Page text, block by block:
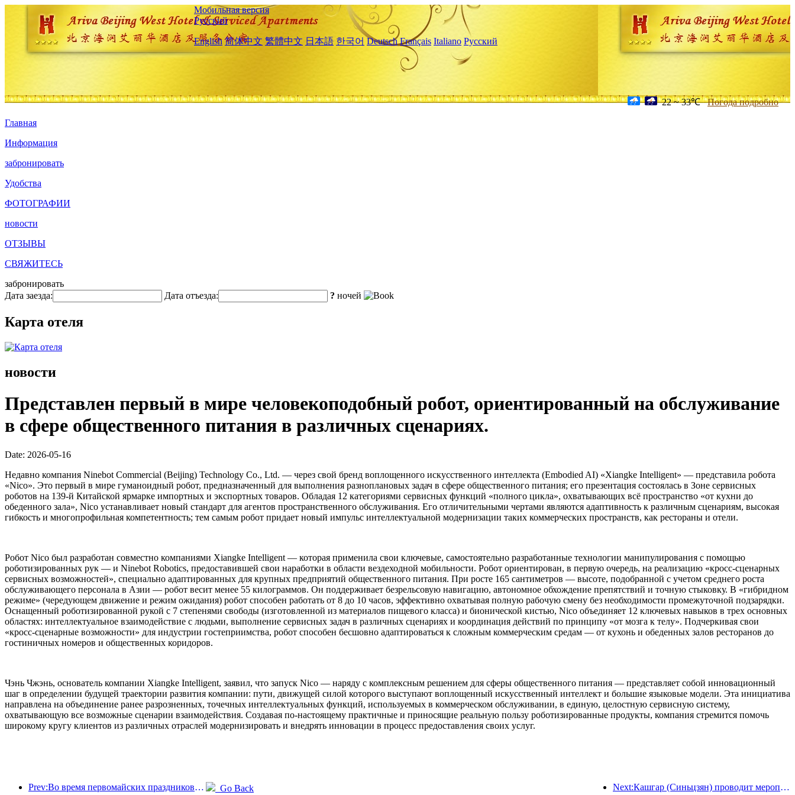
Мобильная версия
Русский
English 简体中文 繁體中文 日本語 한국어 Deutsch Français Italiano Русский
22 ~ 33℃ Погода подробно
Главная
Информация
забронировать
Удобства
ФОТОГРАФИИ
новости
ОТЗЫВЫ
СВЯЖИТЕСЬ
забронировать
Дата заезда:
Дата отъезда: ? ночей
Карта отеля
новости
Представлен первый в мире человекоподобный робот, ориентированный на обслуживание
в сфере общественного питания в различных сценариях.
Date: 2026-05-16
Недавно компания Ninebot Commercial (Beijing) Technology Co., Ltd. — через свой бренд воплощенного искусственного интеллекта (Embodied AI) «Xiangke Intelligent» — представила робота
«Nico». Это первый в мире гуманоидный робот, предназначенный для выполнения разноплановых задач в сфере общественного питания; его презентация состоялась в Зоне сервисных
роботов на 139-й Китайской ярмарке импортных и экспортных товаров. Обладая 12 категориями сервисных функций «полного цикла», охватывающих всё пространство «от кухни до
обеденного зала», Nico устанавливает новый стандарт для агентов пространственного обслуживания. Его отличительными чертами являются адаптивность к различным сценариям, высокая
гибкость и многопрофильная компетентность; тем самым робот придает новый импульс интеллектуальной модернизации таких коммерческих пространств, как рестораны и отели.
Робот Nico был разработан совместно компаниями Xiangke Intelligent — которая применила свои ключевые, самостоятельно разработанные технологии манипулирования с помощью
роботизированных рук — и Ninebot Robotics, предоставившей свои наработки в области вездеходной мобильности. Робот ориентирован, в первую очередь, на реализацию «кросс-сценарных
сервисных возможностей», специально адаптированных для крупных предприятий общественного питания. При росте 165 сантиметров — высоте, подобранной с учетом среднего роста
обслуживающего персонала в Азии — робот весит менее 55 килограммов. Он поддерживает безрельсовую навигацию, автономное обхождение препятствий и точную стыковку. В «гибридном
режиме» (чередующем движение и режим ожидания) робот способен работать от 8 до 10 часов, эффективно охватывая полную рабочую смену без необходимости промежуточной подзарядки.
Оснащенный роботизированной рукой с 7 степенями свободы (изготовленной из материалов пищевого класса) и бионической кистью, Nico объединяет 12 ключевых навыков в трех основных
областях: интеллектуальное взаимодействие с людьми, выполнение сервисных задач в различных сценариях и координация действий по принципу «от мозга к телу». Подчеркивая свои
«кросс-сценарные возможности» для индустрии гостеприимства, робот способен бесшовно адаптироваться к сложным коммерческим средам — от кухонь и обеденных залов ресторанов до
гостиничных номеров и общественных коридоров.
Чэнь Чжэнь, основатель компании Xiangke Intelligent, заявил, что запуск Nico — наряду с комплексным решением для сферы общественного питания — представляет собой инновационный
шаг в определении будущей траектории развития компании: пути, движущей силой которого выступают воплощенный искусственный интеллект и большие языковые модели. Эта инициатива
направлена на объединение ранее разрозненных, точечных интеллектуальных функций, используемых в коммерческом обслуживании, в единую, целостную сервисную систему,
охватывающую все возможные сценарии взаимодействия. Создавая по-настоящему практичные и приносящие реальную пользу роботизированные продукты, компания стремится помочь
широкому кругу клиентов из различных отраслей модернизировать и внедрять инновации в процесс предоставления своих услуг.
Prev:Во время первомайских праздников по железной дороге в дельте реки Янцзы было перевезено более 21,38 миллиона пассажиров. Next:Кашгар (Синьцзян) проводит мероприятие по продвижению туризма с целью содействия межэтническому обмену.
Go Back